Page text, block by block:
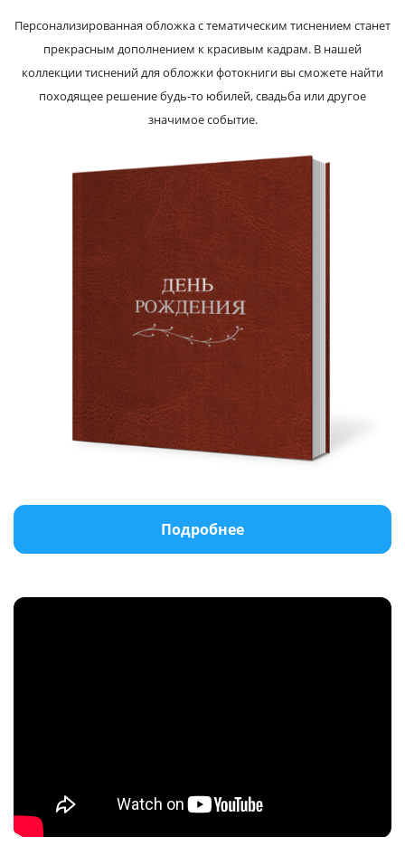
Персонализированная обложка с тематическим тиснением станет
прекрасным дополнением к красивым кадрам. В нашей
коллекции тиснений для обложки фотокниги вы сможете найти
походящее решение будь‑то юбилей, свадьба или другое
значимое событие.
Подробнее